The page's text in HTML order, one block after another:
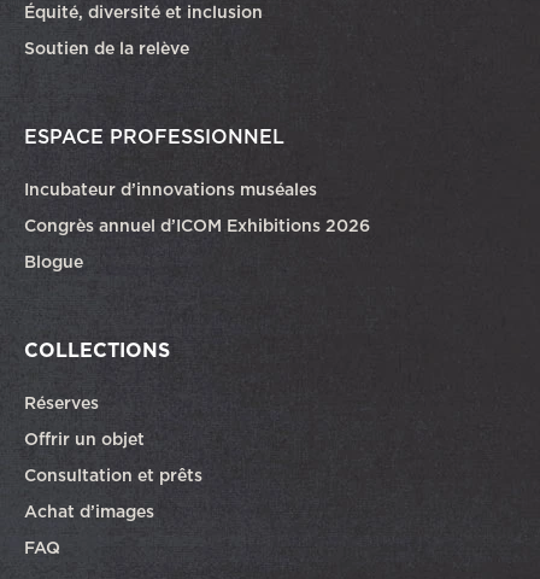
Équité, diversité et inclusion
Soutien de la relève
ESPACE PROFESSIONNEL
Incubateur d’innovations muséales
Congrès annuel d’ICOM Exhibitions 2026
Blogue
COLLECTIONS
Réserves
Offrir un objet
Consultation et prêts
Achat d’images
FAQ